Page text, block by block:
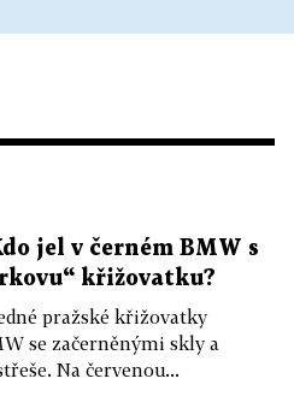
jel v černém BMW s
křižovatku?
pražské křižovatky
se začerněnými skly a
Na červenou...